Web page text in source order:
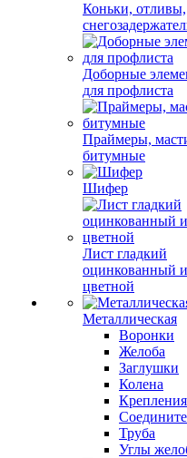
Коньки, отливы,
Доборные
для профлиста
Праймеры,
битумные
Шифер
Лист гладкий
оцинкованный и
цветной
Металлическая
Воронки
Желоба
Заглушки
Колена
Крепления
Труба
Углы